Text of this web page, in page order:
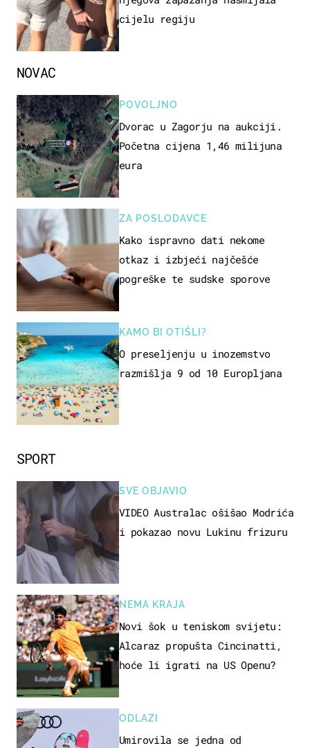
cijelu regiju
SPORT
SVE OBJAVIO
VIDEO Australac ošišao Modrića
i pokazao novu Lukinu frizuru
NEMA KRAJA
Novi šok u teniskom svijetu:
Alcaraz propušta Cincinatti,
hoće li igrati na US Openu?
ODLAZI
Umirovila se jedna od
NOVAC
POVOLJNO
Dvorac u Zagorju na aukciji.
Početna cijena 1,46 milijuna
eura
ZA POSLODAVCE
Kako ispravno dati nekome
otkaz i izbjeći najčešće
pogreške te sudske sporove
KAMO BI OTIŠLI?
O preseljenju u inozemstvo
razmišlja 9 od 10 Europljana